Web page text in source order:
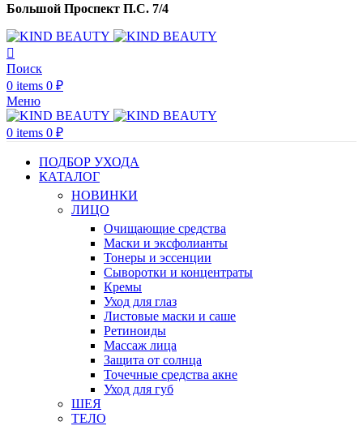
Большой Проспект П.С. 7/4
Поиск
0 items 0 ₽
Меню
0 items 0 ₽
ПОДБОР УХОДА
КАТАЛОГ
НОВИНКИ
ЛИЦО
Очищающие средства
Маски и эксфолианты
Тонеры и эссенции
Сыворотки и концентраты
Кремы
Уход для глаз
Листовые маски и саше
Ретиноиды
Массаж лица
Защита от солнца
Точечные средства акне
Уход для губ
ШЕЯ
ТЕЛО